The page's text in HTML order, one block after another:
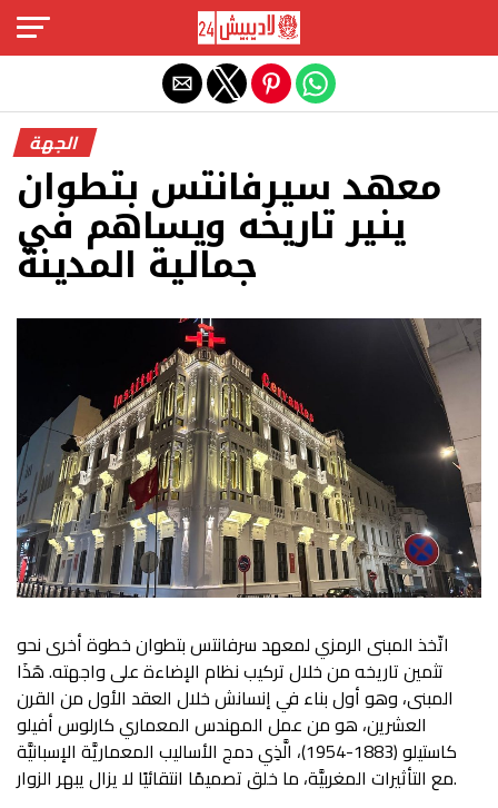
الجهة
معهد سيرفانتس بتطوان
ينير تاريخه ويساهم في
جمالية المدينة
اتّخذ المبنى الرمزي لمعهد سرفانتس بتطوان خطوة أخرى نحو
تثمين تاريخه من خلال تركيب نظام الإضاءة على واجهته. هَذَا
المبنى، وهو أول بناء في إنسانش خلال العقد الأول من القرن
العشرين، هو من عمل المهندس المعماري كارلوس أفيلو
كاستيلو (1883-1954)، الَّذِي دمج الأساليب المعماريَّة الإسبانيَّة
مع التأثيرات المغربيَّة، ما خلق تصميمًا انتقائيًا لا يزال يبهر الزوار.
Exit mobile version